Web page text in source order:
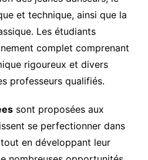
et technique, ainsi que la
Les étudiants
complet comprenant
rigoureux et divers
professeurs qualifiés.
sont proposées aux
se perfectionner dans
en développant leur